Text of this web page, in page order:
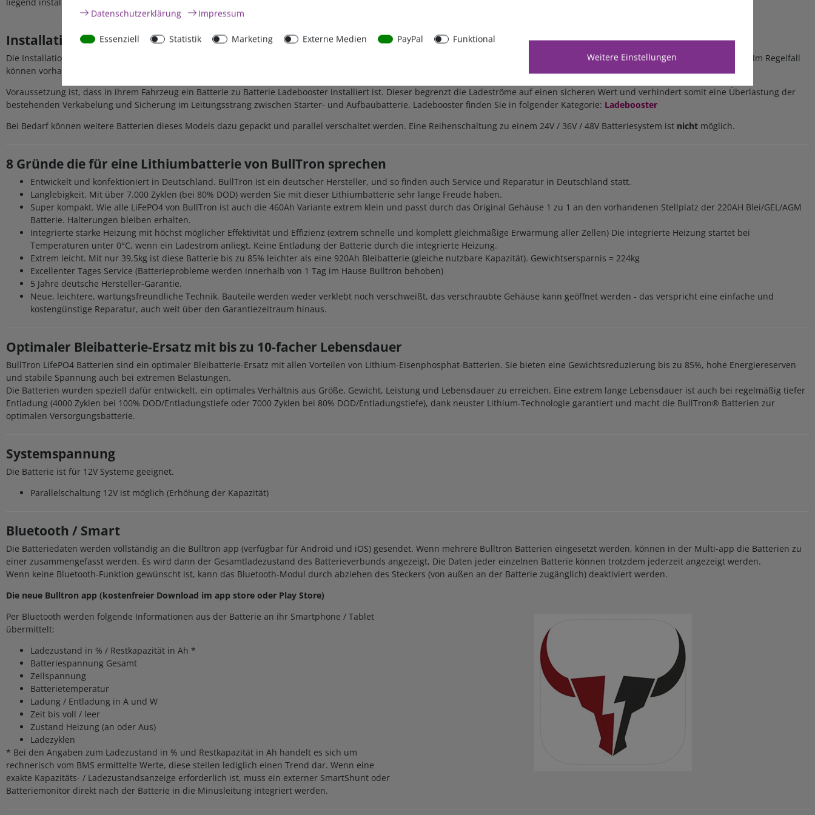
Installation
Die Installation ist denkbar einfach: alte Batterie raus, neue Batterie rein, fertig. BMS, Bluetooth, aktiver Balancer und Heizung, in dieser Lithiumbatterie ist alles Notwendige mit drin. Im Regelfall
können vorhandene Ladegeräte beibehalten werden, aber natürlich führen wir auch speziell auf Lithiumbatterien abgestimmte
Voraussetzung ist, dass in ihrem Fahrzeug ein Batterie zu Batterie Ladebooster installiert ist. Dieser begrenzt die Ladeströme auf einen sicheren Wert und verhindert somit eine Überlastung der
bestehenden Verkabelung und Sicherung im Leitungsstrang zwischen Starter- und Aufbaubatterie. Ladebooster finden Sie in folgender Kategorie: Ladebooster
Bei Bedarf können weitere Batterien dieses Models dazu gepackt und parallel verschaltet werden. Eine Reihenschaltung zu einem 24V / 36V / 48V Batteriesystem ist nicht möglich.
8 Gründe die für eine Lithiumbatterie von BullTron sprechen
Entwickelt und konfektioniert in Deutschland. BullTron ist ein deutscher Hersteller, und so finden auch Service und Reparatur in Deutschland statt.
Langlebigkeit. Mit über 7.000 Zyklen (bei 80% DOD) werden Sie mit dieser Lithiumbatterie sehr lange Freude haben.
Super kompakt. Wie alle LiFePO4 von BullTron ist auch die 460Ah Variante extrem klein und passt durch das Original Gehäuse 1 zu 1 an den vorhandenen Stellplatz der 220AH Blei/GEL/AGM
Batterie. Halterungen bleiben erhalten.
Integrierte starke Heizung mit höchst möglicher Effektivität und Effizienz (extrem schnelle und komplett gleichmäßige Erwärmung aller Zellen) Die integrierte Heizung startet bei
Temperaturen unter 0°C, wenn ein Ladestrom anliegt. Keine Entladung der Batterie durch die integrierte Heizung.
Extrem leicht. Mit nur 39,5kg ist diese Batterie bis zu 85% leichter als eine 920Ah Bleibatterie (gleiche nutzbare Kapazität). Gewichtsersparnis = 224kg
Excellenter Tages Service (Batterieprobleme werden innerhalb von 1 Tag im Hause Bulltron behoben)
5 Jahre deutsche Hersteller-Garantie.
Neue, leichtere, wartungsfreundliche Technik. Bauteile werden weder verklebt noch verschweißt, das verschraubte Gehäuse kann geöffnet werden - das verspricht eine einfache und
kostengünstige Reparatur, auch weit über den Garantiezeitraum hinaus.
Optimaler Bleibatterie-Ersatz mit bis zu 10-facher Lebensdauer
BullTron LifePO4 Batterien sind ein optimaler Bleibatterie-Ersatz mit allen Vorteilen von Lithium-Eisenphosphat-Batterien. Sie bieten eine Gewichtsreduzierung bis zu 85%, hohe Energiereserven
und stabile Spannung auch bei extremen Belastungen.
Die Batterien wurden speziell dafür entwickelt, ein optimales Verhältnis aus Größe, Gewicht, Leistung und Lebensdauer zu erreichen. Eine extrem lange Lebensdauer ist auch bei regelmäßig tiefer
Entladung (4000 Zyklen bei 100% DOD/Entladungstiefe oder 7000 Zyklen bei 80% DOD/Entladungstiefe), dank neuster Lithium-Technologie garantiert und macht die BullTron® Batterien zur
optimalen Versorgungsbatterie.
Systemspannung
Die Batterie ist für 12V Systeme geeignet.
Parallelschaltung 12V ist möglich (Erhöhung der Kapazität)
Bluetooth / Smart
Die Batteriedaten werden vollständig an die Bulltron app (verfügbar für Android und iOS) gesendet. Wenn mehrere Bulltron Batterien eingesetzt werden, können in der Multi-app die Batterien zu
einer zusammengefasst werden. Es wird dann der Gesamtladezustand des Batterieverbunds angezeigt, Die Daten jeder einzelnen Batterie können trotzdem jederzeit angezeigt werden.
Wenn keine Bluetooth-Funktion gewünscht ist, kann das Bluetooth-Modul durch abziehen des Steckers (von außen an der Batterie zugänglich) deaktiviert werden.
Die neue Bulltron app (kostenfreier Download im app store oder Play Store)
Per Bluetooth werden folgende Informationen aus der Batterie an ihr Smartphone / Tablet
übermittelt:
Ladezustand in % / Restkapazität in Ah *
Batteriespannung Gesamt
Zellspannung
Batterietemperatur
Ladung / Entladung in A und W
Zeit bis voll / leer
Zustand Heizung (an oder Aus)
Ladezyklen
* Bei den Angaben zum Ladezustand in % und Restkapazität in Ah handelt es sich um
rechnerisch vom BMS ermittelte Werte, diese stellen lediglich einen Trend dar. Wenn eine
exakte Kapazitäts- / Ladezustandsanzeige erforderlich ist, muss ein externer SmartShunt oder
Batteriemonitor direkt nach der Batterie in die Minusleitung integriert werden.
Daten­schutz­erklärung
Impressum
Essenziell Statistik Marketing Externe Medien PayPal
Funktional
Weitere Einstellungen